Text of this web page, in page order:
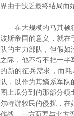
界由于缺乏最终结局而
在大规模的马其顿征
波斯帝国的意义，就在
队的主力部队，但假如
之际，他不得不把一半
的新的征兵需求，而
队，以作为其嫡系军队
图上瓜分到的那部分领
尔特游牧民的侵扰，在
作战，一方面要与北方